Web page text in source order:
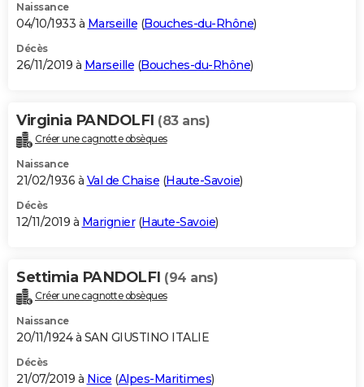
Naissance
04/10/1933 à Marseille (Bouches-du-Rhône)
Décès
26/11/2019 à Marseille (Bouches-du-Rhône)
Virginia PANDOLFI (83 ans)
Créer une cagnotte obsèques
Naissance
21/02/1936 à Val de Chaise (Haute-Savoie)
Décès
12/11/2019 à Marignier(Haute-Savoie)
Settimia PANDOLFI (94 ans)
Créer une cagnotte obsèques
Naissance
20/11/1924 à SAN GIUSTINO ITALIE
Décès
21/07/2019 à Nice (Alpes-Maritimes)